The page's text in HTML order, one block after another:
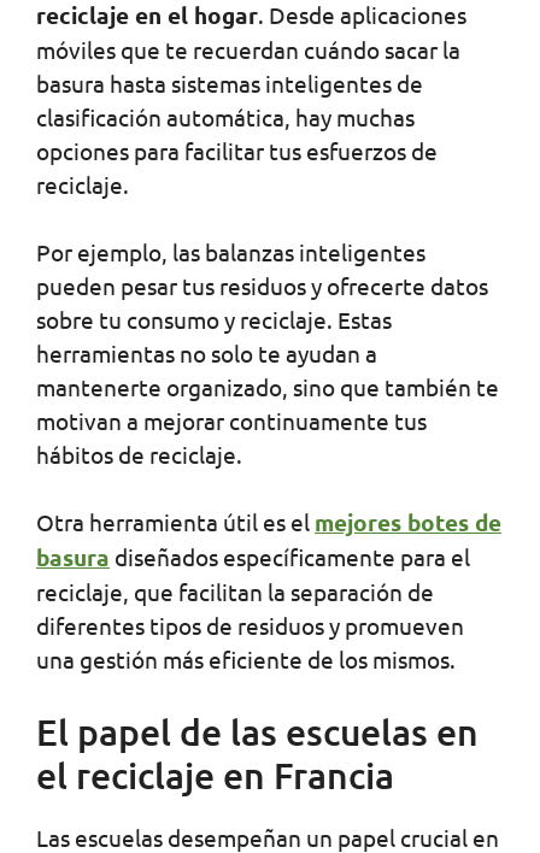
reciclaje en el hogar. Desde aplicaciones
móviles que te recuerdan cuándo sacar la
basura hasta sistemas inteligentes de
clasificación automática, hay muchas
opciones para facilitar tus esfuerzos de
reciclaje.
Por ejemplo, las balanzas inteligentes
pueden pesar tus residuos y ofrecerte datos
sobre tu consumo y reciclaje. Estas
herramientas no solo te ayudan a
mantenerte organizado, sino que también te
motivan a mejorar continuamente tus
hábitos de reciclaje.
Otra herramienta útil es el mejores botes de
basura diseñados específicamente para el
reciclaje, que facilitan la separación de
diferentes tipos de residuos y promueven
una gestión más eficiente de los mismos.
El papel de las escuelas en
el reciclaje en Francia
Las escuelas desempeñan un papel crucial en